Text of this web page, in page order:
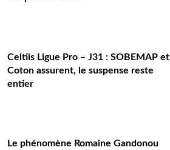
Celtiis Ligue Pro – J31 : SOBEMAP et
Coton assurent, le suspense reste
entier
Le phénomène Romaine Gandonou